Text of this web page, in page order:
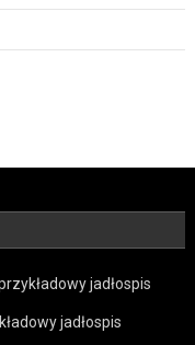
jadłospis
jadłospis